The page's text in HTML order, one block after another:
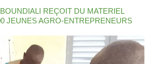
REÇOIT DU MATERIEL
JEUNES AGRO-ENTREPRENEURS